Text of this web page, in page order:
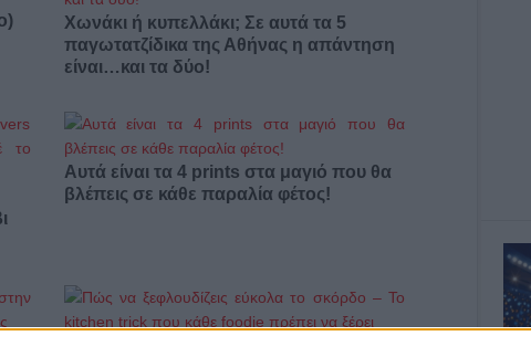
Χωνάκι ή κυπελλάκι; Σε αυτά τα 5
παγωτατζίδικα της Αθήνας η απάντηση
είναι…και τα δύο!
Αυτά είναι τα 4 prints στα μαγιό που θα
βλέπεις σε κάθε παραλία φέτος!